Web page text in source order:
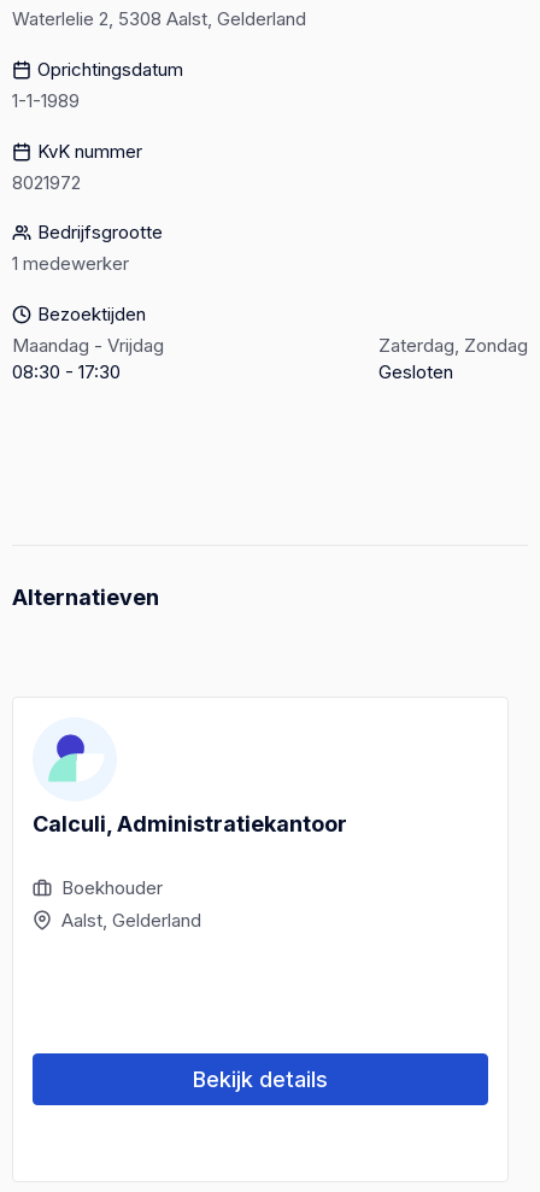
Waterlelie 2, 5308 Aalst, Gelderland
Oprichtingsdatum
1-1-1989
KvK nummer
8021972
Bedrijfsgrootte
1 medewerker
Bezoektijden
Maandag - Vrijdag
08:30 - 17:30
Zaterdag, Zondag
Gesloten
Alternatieven
Calculi, Administratiekantoor
Boekhouder
Aalst, Gelderland
Bekijk details